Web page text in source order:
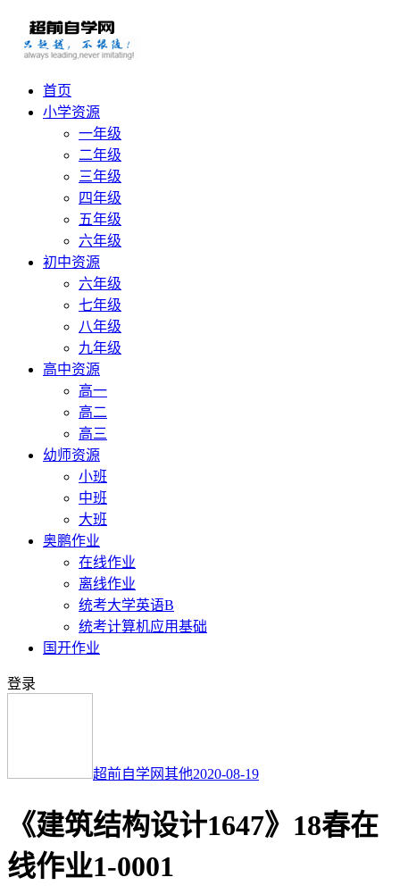
首页
小学资源
一年级
二年级
三年级
四年级
五年级
六年级
初中资源
六年级
七年级
八年级
九年级
高中资源
高一
高二
高三
幼师资源
小班
中班
大班
奥鹏作业
在线作业
离线作业
统考大学英语B
统考计算机应用基础
国开作业
登录
超前自学网其他2020-08-19
《建筑结构设计1647》18春在
线作业1-0001